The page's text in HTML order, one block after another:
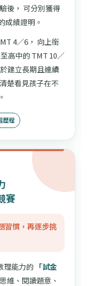
後， 可分別獲得
成績證明。
4／6， 向上銜
高中的 TMT 10／
建立長期且連續
楚看見孩子在不
歷程
賽
習慣，再逐步挑
理能力的 「試金
維、閱讀題意、